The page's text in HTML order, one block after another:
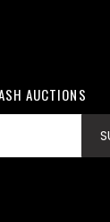
AUCTIONS